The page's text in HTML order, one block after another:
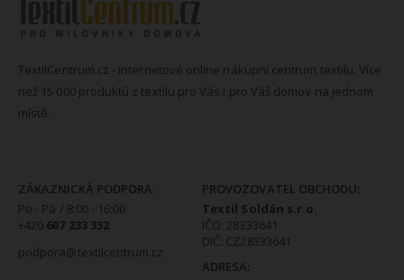
TextilCentrum.cz - internetové online nákupní centrum textilu. Více
než 15 000 produktů z textilu pro Vás i pro Váš domov na jednom
místě.
ZÁKAZNICKÁ PODPORA:
Po - Pá / 8:00 - 16:00
+420 607 233 332
podpora@textilcentrum.cz
PROVOZOVATEL OBCHODU:
Textil Soldán s.r.o.
IČO: 28333641
DIČ: CZ28333641
ADRESA: